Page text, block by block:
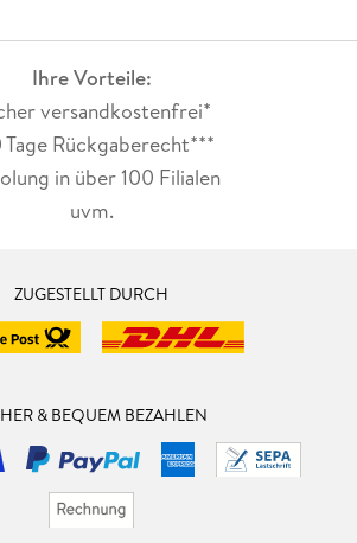
Ihre Vorteile:
versandkostenfrei*
Tage Rückgaberecht***
in über 100 Filialen
uvm.
ZUGESTELLT DURCH
& BEQUEM BEZAHLEN